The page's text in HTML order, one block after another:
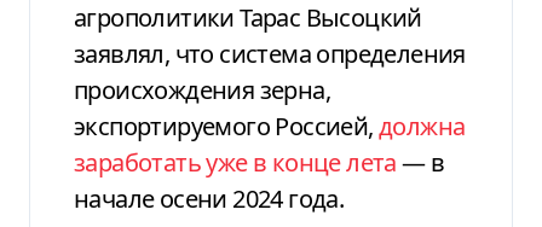
агрополитики Тарас Высоцкий
заявлял, что система определения
происхождения зерна,
экспортируемого Россией,должна
заработать уже в конце лета— в
начале осени 2024 года.